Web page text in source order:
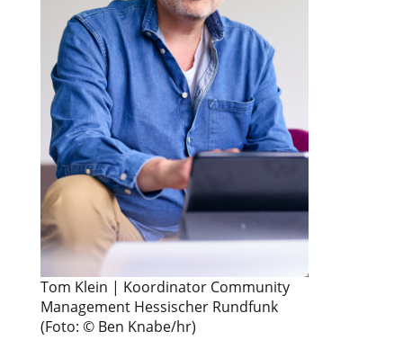
Tom Klein | Koordinator Community
Management Hessischer Rundfunk
(Foto: © Ben Knabe/hr)